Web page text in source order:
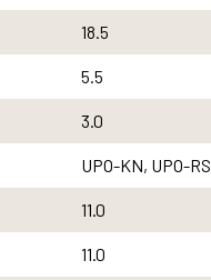
18.5
5.5
3.0
UPO-KN, UPO-RS
11.0
11.0